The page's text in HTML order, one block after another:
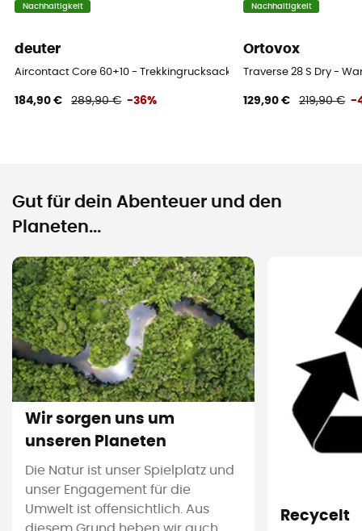
Kompressionsriemen
Fächer
Nachhaltigkeit
deuter
Aircontact Core 60+10 - Trekkingrucksack - Herren
184,90 € 289,90 € -36%
Nachhaltigkeit
Ortovox
Traverse 28 S Dry -
129,90 € 219,90 € -
Gut für dein Abenteuer und den
Planeten...
Wir sorgen uns um
unseren Planeten
Die Natur ist unser Spielplatz und
unser Engagement für die
Umwelt ist offensichtlich. Aus
Recycelt